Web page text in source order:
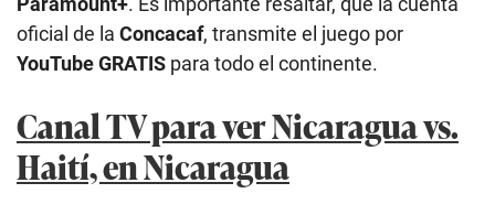
oficial de la Concacaf, transmite el juego por
YouTube GRATIS para todo el continente.
Canal TV para ver Nicaragua vs.
Haití, en Nicaragua